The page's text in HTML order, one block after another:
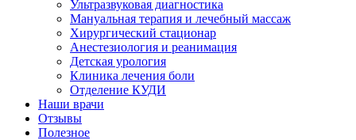
Ультразвуковая диагностика
Мануальная терапия и лечебный массаж
Хирургический стационар
Анестезиология и реанимация
Детская урология
Клиника лечения боли
Отделение КУДИ
Наши врачи
Отзывы
Полезное